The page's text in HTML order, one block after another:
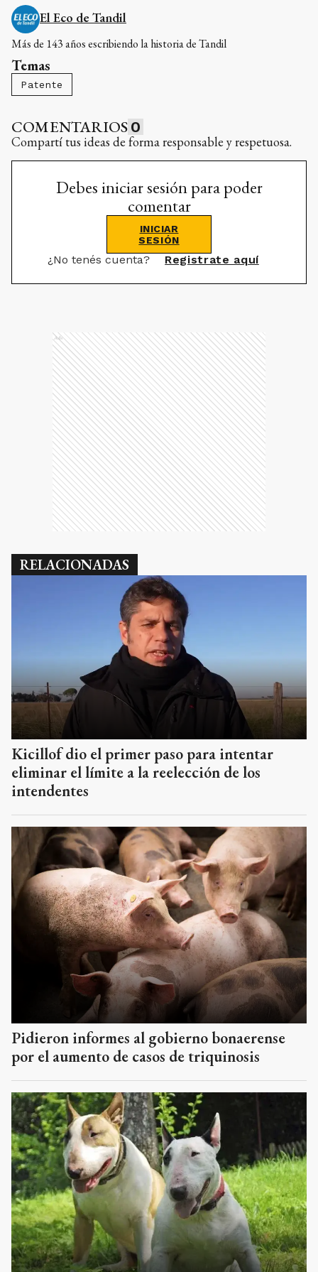
El Eco de Tandil
Más de 143 años escribiendo la historia de Tandil
Temas
Patente
COMENTARIOS 0
Compartí tus ideas de forma responsable y respetuosa.
Debes iniciar sesión para poder
comentar
INICIAR
SESIÓN
¿No tenés cuenta? Registrate aquí
Ads
RELACIONADAS
Kicillof dio el primer paso para intentar
eliminar el límite a la reelección de los
intendentes
Pidieron informes al gobierno bonaerense
por el aumento de casos de triquinosis